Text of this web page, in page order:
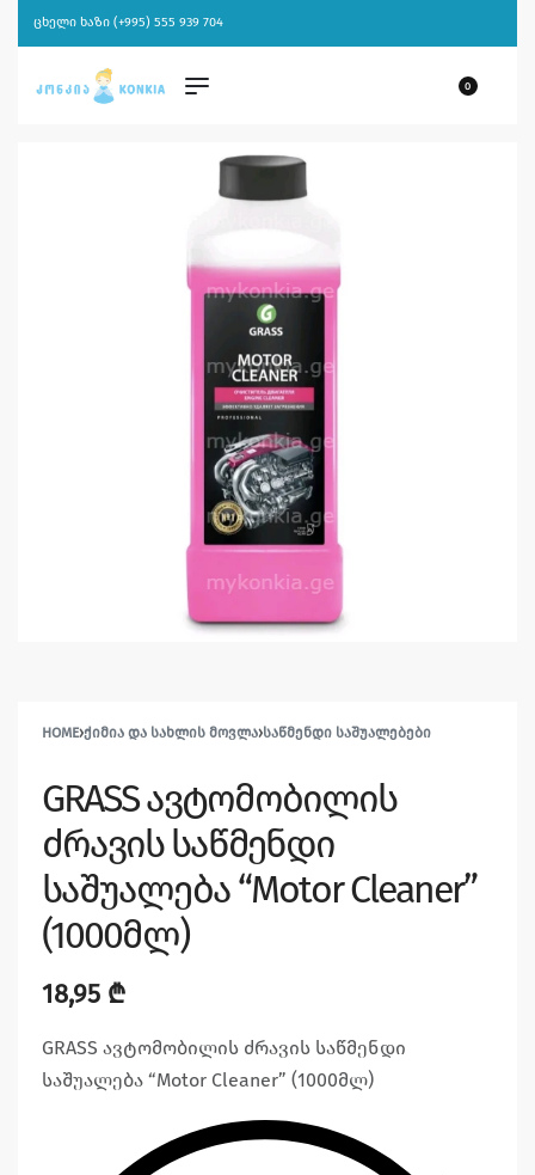
ცხელი ხაზი (+995) 555 939 704
0
HOME›ᲥᲘᲛᲘᲐ ᲓᲐ ᲡᲐᲮᲚᲘᲡ ᲛᲝᲕᲚᲐ›ᲡᲐᲬᲛᲔᲜᲓᲘ ᲡᲐᲨᲣᲐᲚᲔᲑᲔᲑᲘ
GRASS ავტომობილის
ძრავის საწმენდი
საშუალება “Motor Cleaner”
(1000მლ)
18,95 ₾
GRASS ავტომობილის ძრავის საწმენდი
საშუალება “Motor Cleaner” (1000მლ)